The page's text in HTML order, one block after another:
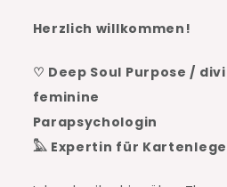
Herzlich willkommen!
♡ Deep Soul Purpose /
feminine
Parapsychologin
𓅓 Expertin für